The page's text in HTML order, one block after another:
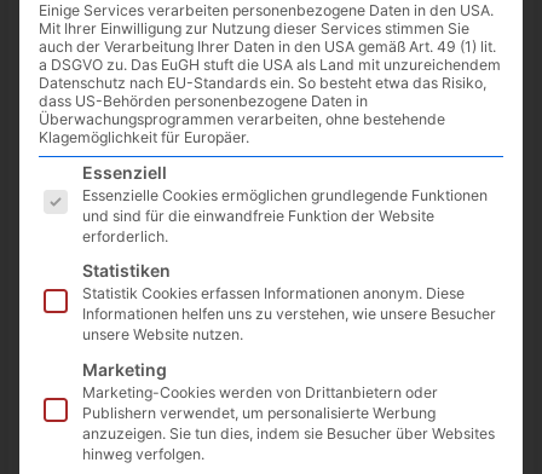
für Resident Evil Village. Wer das Hauptspiel noch nicht besitzt,
kann auch direkt zur Gold Edition greifen, die das Hauptspiel
und den DLC beinhaltet.
Der DLC bringt drei Neuerungen mit: Third-Person-Modus, The
Mercenaries Additional Orders und Shadows of Rose. Zu
meinem ausführlicheren Beitrag geht es
Einige Services verarbeiten personenbezogene Daten in den USA.
Mit Ihrer Einwilligung zur Nutzung dieser Services stimmen Sie
auch der Verarbeitung Ihrer Daten in den USA gemäß Art. 49 (1) lit.
a DSGVO zu. Das EuGH stuft die USA als Land mit unzureichendem
Datenschutz nach EU-Standards ein. So besteht etwa das Risiko,
dass US-Behörden personenbezogene Daten in
Überwachungsprogrammen verarbeiten, ohne bestehende
Klagemöglichkeit für Europäer.
Es folgt eine Liste der Service-Gruppen, für die eine
Essenziell
Essenzielle Cookies ermöglichen grundlegende Funktionen
und sind für die einwandfreie Funktion der Website
erforderlich.
Statistiken
Statistik Cookies erfassen Informationen anonym. Diese
Informationen helfen uns zu verstehen, wie unsere Besucher
unsere Website nutzen.
Marketing
Marketing-Cookies werden von Drittanbietern oder
Publishern verwendet, um personalisierte Werbung
anzuzeigen. Sie tun dies, indem sie Besucher über Websites
hinweg verfolgen.